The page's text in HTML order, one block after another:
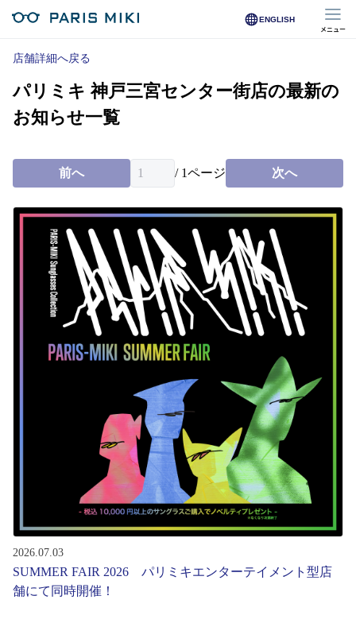
ENGLISH
メニュー
マイページ
Opera Club会員
※店舗で会員登録された方
オンラインショップ会員
※オンラインで会員登録された方
店舗を探す
店舗検索/来店予約
商品を探す
コンタクトレンズ
グッズ・小物
店舗詳細へ戻る
パリミキ 神戸三宮センター街店の最新の
お知らせ一覧
前へ / 1ページ 次へ
2026.07.03
SUMMER FAIR 2026 パリミキエンターテイメント型店
舗にて同時開催！